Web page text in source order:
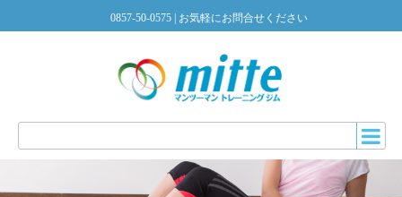
0857-50-0575 | お気軽にお問合せください